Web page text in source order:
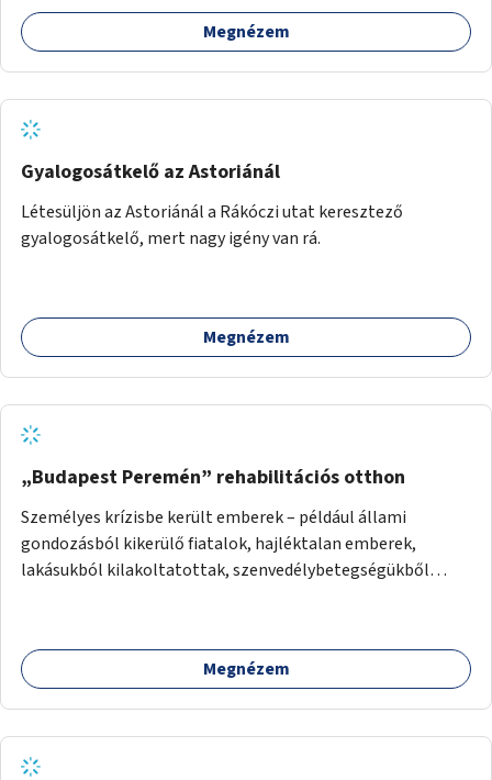
Megnézem
Gyalogosátkelő az Astoriánál
Létesüljön az Astoriánál a Rákóczi utat keresztező
gyalogosátkelő, mert nagy igény van rá.
Megnézem
„Budapest Peremén” rehabilitációs otthon
Személyes krízisbe került emberek – például állami
gondozásból kikerülő fiatalok, hajléktalan emberek,
lakásukból kilakoltatottak, szenvedélybetegségükből
civil/szakmai szervezeti háttérrel. A program a közvetlen
segítségen, biztonságnyújtáson kívül gazdálkodásba is
szemléletformálást is céljának tekinti.
Megnézem